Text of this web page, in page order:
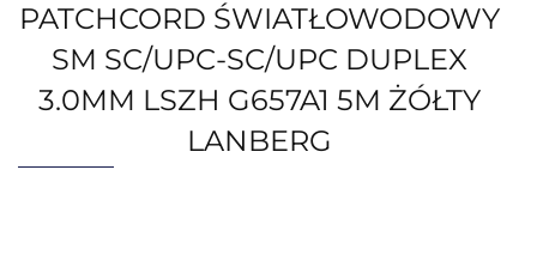
PATCHCORD ŚWIATŁOWODOWY
SM SC/UPC-SC/UPC DUPLEX
3.0MM LSZH G657A1 5M ŻÓŁTY
LANBERG